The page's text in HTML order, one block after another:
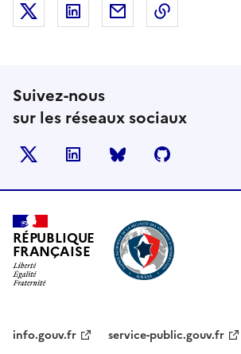
Partager sur X (anciennement
Partager sur LinkedIn
Partager par email
Suivez-nous
sur les réseaux sociaux
LinkedIn BlueSky
RÉPUBLIQUE
FRANÇAISE
info.gouv.fr service-public.gouv.fr